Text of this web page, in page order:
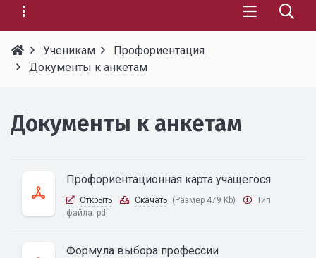
Ученикам
Профориентация
Документы к анкетам
Документы к анкетам
Профориентационная карта учащегося
Открыть Скачать (Размер 479 Kb)
Тип
файла: pdf
Формула выбора профессии